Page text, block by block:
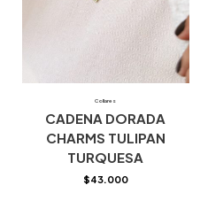
Collares
CADENA DORADA
CHARMS TULIPAN
TURQUESA
$43.000